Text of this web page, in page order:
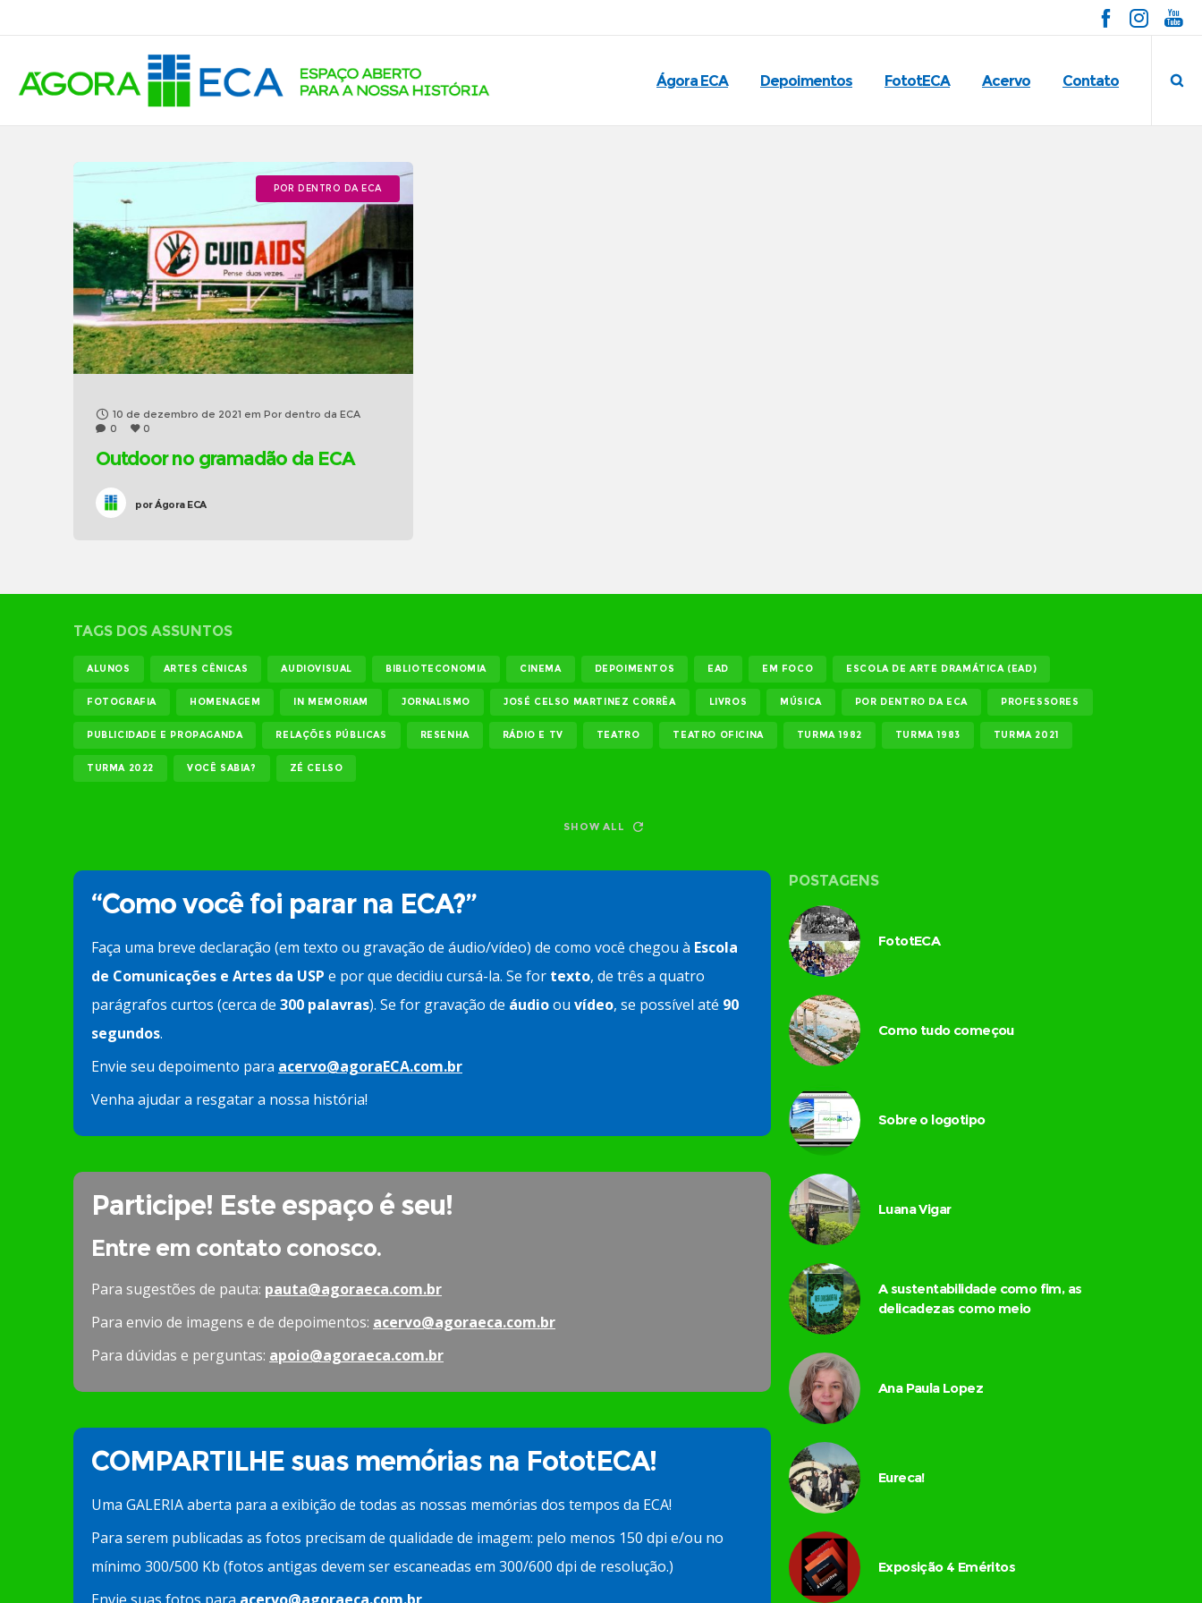
Ágora ECA Depoimentos FototECA Acervo Contato
POR DENTRO DA ECA
10 de dezembro de 2021 em Por dentro da ECA
0
0
Outdoor no gramadão da ECA
porÁgora ECA
TAGS DOS ASSUNTOS
ALUNOS ARTES CÊNICAS AUDIOVISUAL BIBLIOTECONOMIA CINEMA DEPOIMENTOS EAD EM FOCO ESCOLA DE ARTE DRAMÁTICA (EAD)
FOTOGRAFIA HOMENAGEM IN MEMORIAM JORNALISMO JOSÉ CELSO MARTINEZ CORRÊA LIVROS MÚSICA POR DENTRO DA ECA PROFESSORES
PUBLICIDADE E PROPAGANDA RELAÇÕES PÚBLICAS RESENHA RÁDIO E TV TEATRO TEATRO OFICINA TURMA 1982 TURMA 1983 TURMA 2021
TURMA 2022 VOCÊ SABIA? ZÉ CELSO
SHOW ALL
“Como você foi parar na ECA?”
Faça uma breve declaração (em texto ou gravação de áudio/vídeo) de como você chegou à Escola
de Comunicações e Artes da USP e por que decidiu cursá-la. Se for texto, de três a quatro
parágrafos curtos (cerca de 300 palavras). Se for gravação de áudioou vídeo, se possível até 90
segundos.
Envie seu depoimento para acervo@agoraECA.com.br
Venha ajudar a resgatar a nossa história!
Participe! Este espaço é seu!
Entre em contato conosco.
Para sugestões de pauta: pauta@agoraeca.com.br
Para envio de imagens e de depoimentos: acervo@agoraeca.com.br
Para dúvidas e perguntas: apoio@agoraeca.com.br
COMPARTILHE suas memórias na FototECA!
Uma GALERIA aberta para a exibição de todas as nossas memórias dos tempos da ECA!
Para serem publicadas as fotos precisam de qualidade de imagem: pelo menos 150 dpi e/ou no
mínimo 300/500 Kb (fotos antigas devem ser escaneadas em 300/600 dpi de resolução.)
POSTAGENS
FototECA
Como tudo começou
Sobre o logotipo
Luana Vigar
A sustentabilidade como fim, as
delicadezas como meio
Ana Paula Lopez
Eureca!
Exposição 4 Eméritos